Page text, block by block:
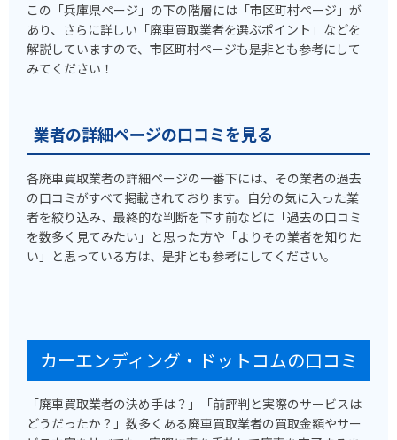
この「兵庫県ページ」の下の階層には「市区町村ページ」が
あり、さらに詳しい「廃車買取業者を選ぶポイント」などを
解説していますので、市区町村ページも是非とも参考にして
みてください！
業者の詳細ページの口コミを見る
各廃車買取業者の詳細ページの一番下には、その業者の過去
の口コミがすべて掲載されております。自分の気に入った業
者を絞り込み、最終的な判断を下す前などに「過去の口コミ
を数多く見てみたい」と思った方や「よりその業者を知りた
い」と思っている方は、是非とも参考にしてください。
カーエンディング・ドットコムの口コミ
「廃車買取業者の決め手は？」「前評判と実際のサービスは
どうだったか？」数多くある廃車買取業者の買取金額やサー